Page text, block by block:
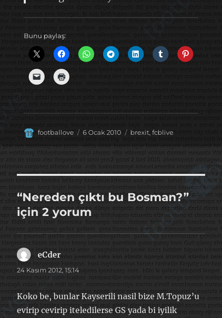
Bunu paylaş:
Yazar
footballove
Yayın
tarihi
6 Ocak 2010 Kategoriler
brexit, fcblive
“Nereden çıktı bu Bosman?”
için 2 yorum
eCderdedi
ki:
24 Kasım 2012, 15:14
Koko be, bunlar Kayserili nasil bize M.Topuz’u
evirip cevirip iteledilerse GS yada bi iyilik